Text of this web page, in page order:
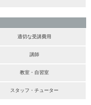
適切な受講費用
講師
教室・自習室
スタッフ・チューター